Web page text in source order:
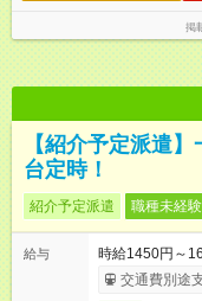
掲
【紹介予定派遣
台定時！
紹介予定派遣 職種未経
給与
時給1450円～
交通費別途